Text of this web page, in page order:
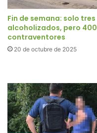
Fin de semana: solo tres
alcoholizados, pero 400
contraventores
20 de octubre de 2025